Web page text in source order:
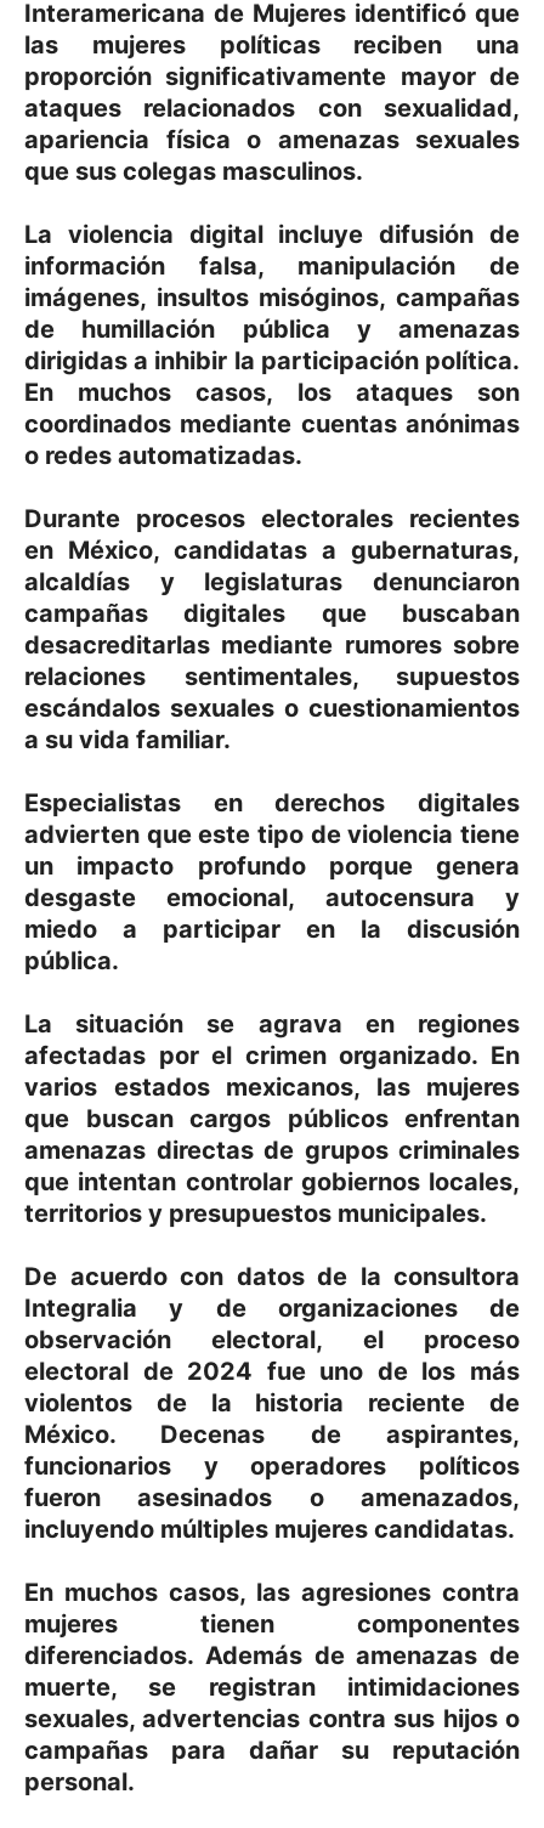
Interamericana de Mujeres identificó que
las mujeres políticas reciben una
proporción significativamente mayor de
ataques relacionados con sexualidad,
apariencia física o amenazas sexuales
que sus colegas masculinos.
La violencia digital incluye difusión de
información falsa, manipulación de
imágenes, insultos misóginos, campañas
de humillación pública y amenazas
dirigidas a inhibir la participación política.
En muchos casos, los ataques son
coordinados mediante cuentas anónimas
o redes automatizadas.
Durante procesos electorales recientes
en México, candidatas a gubernaturas,
alcaldías y legislaturas denunciaron
campañas digitales que buscaban
desacreditarlas mediante rumores sobre
relaciones sentimentales, supuestos
escándalos sexuales o cuestionamientos
a su vida familiar.
Especialistas en derechos digitales
advierten que este tipo de violencia tiene
un impacto profundo porque genera
desgaste emocional, autocensura y
miedo a participar en la discusión
pública.
La situación se agrava en regiones
afectadas por el crimen organizado. En
varios estados mexicanos, las mujeres
que buscan cargos públicos enfrentan
amenazas directas de grupos criminales
que intentan controlar gobiernos locales,
territorios y presupuestos municipales.
De acuerdo con datos de la consultora
Integralia y de organizaciones de
observación electoral, el proceso
electoral de 2024 fue uno de los más
violentos de la historia reciente de
México. Decenas de aspirantes,
funcionarios y operadores políticos
fueron asesinados o amenazados,
incluyendo múltiples mujeres candidatas.
En muchos casos, las agresiones contra
mujeres tienen componentes
diferenciados. Además de amenazas de
muerte, se registran intimidaciones
sexuales, advertencias contra sus hijos o
campañas para dañar su reputación
personal.